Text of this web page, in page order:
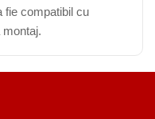
fie compatibil cu